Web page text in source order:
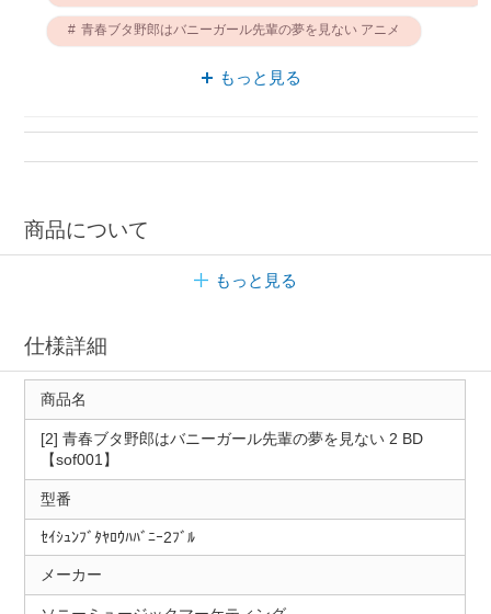
青春ブタ野郎はバニーガール先輩の夢を見ない アニメ
ブルーレイ 青春ブタ野郎はバニーガール先輩の夢を見ない
もっと見る
商品について
もっと見る
仕様詳細
商品名
[2] 青春ブタ野郎はバニーガール先輩の夢を見ない 2 BD
【sof001】
型番
ｾｲｼｭﾝﾌﾞﾀﾔﾛｳﾊﾊﾞﾆｰ2ﾌﾞﾙ
メーカー